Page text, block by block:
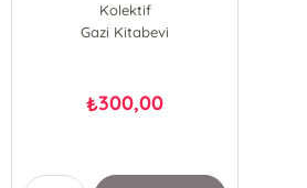
Kolektif
Gazi Kitabevi
₺300,00